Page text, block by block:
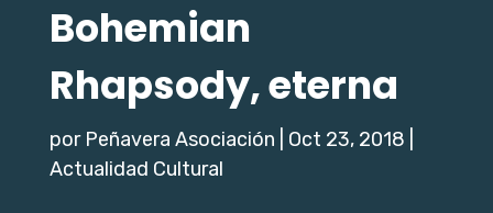
Bohemian
Rhapsody, eterna
por Peñavera Asociación Oct 23, 2018
Actualidad Cultural